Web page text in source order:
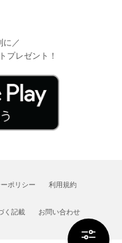
に／
プレゼント！
ポリシー 利用規約
く記載 お問い合わせ